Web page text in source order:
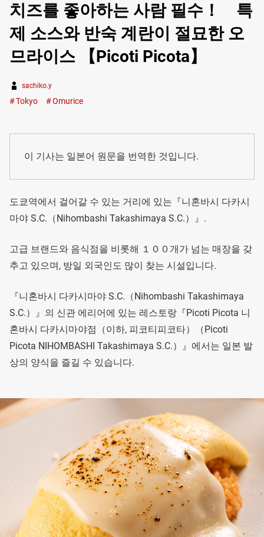
치즈를 좋아하는 사람 필수！ 특
제 소스와 반숙 계란이 절묘한 오
므라이스 【Picoti Picota】
sachiko.y
Tokyo Omurice
이 기사는 일본어 원문을 번역한 것입니다.
도쿄역에서 걸어갈 수 있는 거리에 있는『니혼바시 다카시
마야 S.C.（Nihombashi Takashimaya S.C.）』.
고급 브랜드와 음식점을 비롯해 １００개가 넘는 매장을 갖
추고 있으며, 방일 외국인도 많이 찾는 시설입니다.
『니혼바시 다카시마야 S.C.（Nihombashi Takashimaya
S.C.）』의 신관 에리어에 있는 레스토랑『Picoti Picota 니
혼바시 다카시마야점（이하, 피코티피코타）（Picoti
Picota NIHOMBASHI Takashimaya S.C.）』에서는 일본 발
상의 양식을 즐길 수 있습니다.